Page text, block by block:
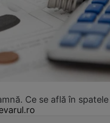
Ce se află în spatele